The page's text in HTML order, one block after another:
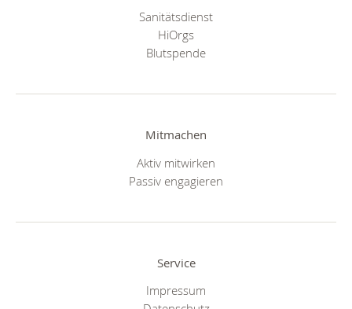
Sanitätsdienst
HiOrgs
Blutspende
Mitmachen
Aktiv mitwirken
Passiv engagieren
Service
Impressum